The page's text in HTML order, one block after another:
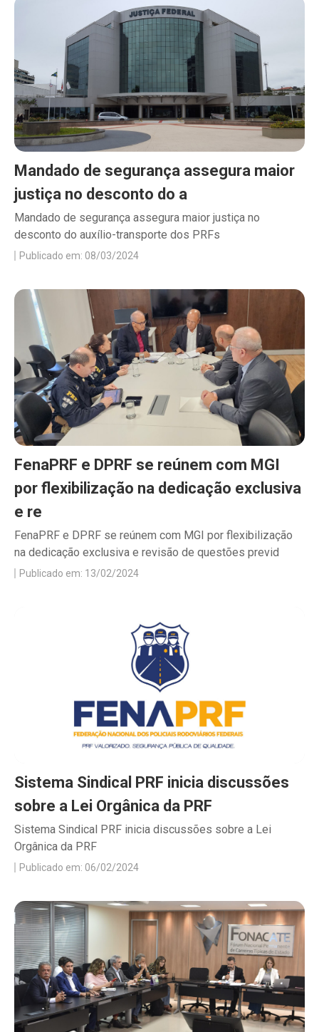
Mandado de segurança assegura maior
justiça no desconto do a
Mandado de segurança assegura maior justiça no
desconto do auxílio-transporte dos PRFs
Publicado em: 08/03/2024
FenaPRF e DPRF se reúnem com MGI
por flexibilização na dedicação exclusiva
e re
FenaPRF e DPRF se reúnem com MGI por flexibilização
na dedicação exclusiva e revisão de questões previd
Publicado em: 13/02/2024
Sistema Sindical PRF inicia discussões
sobre a Lei Orgânica da PRF
Sistema Sindical PRF inicia discussões sobre a Lei
Orgânica da PRF
Publicado em: 06/02/2024